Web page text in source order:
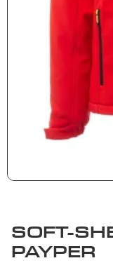
SOFT-
PAYPER